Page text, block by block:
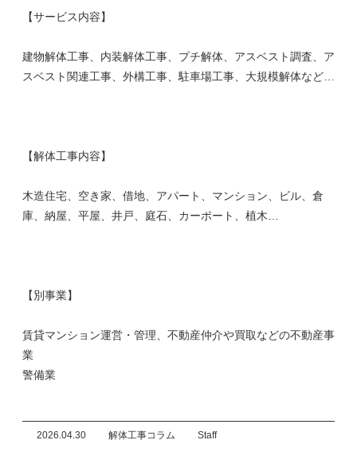
【サービス内容】
建物解体工事、内装解体工事、プチ解体、アスベスト調査、ア
スベスト関連工事、外構工事、駐車場工事、大規模解体など…
【解体工事内容】
木造住宅、空き家、借地、アパート、マンション、ビル、倉
庫、納屋、平屋、井戸、庭石、カーポート、植木…
【別事業】
賃貸マンション運営・管理、不動産仲介や買取などの不動産事
業
警備業
2026.04.30 解体工事コラム Staff